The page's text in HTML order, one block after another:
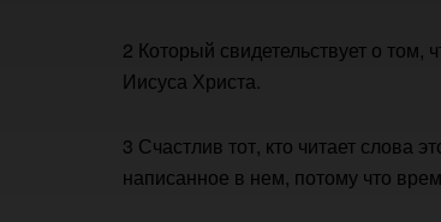
2 Который свидетельствует о
Иисуса Христа.
3 Счастлив тот, кто читает слова
написанное в нем, потому что